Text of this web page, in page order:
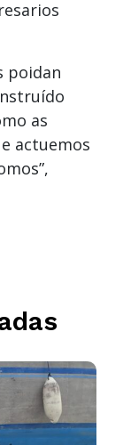
poidan
as
actuemos